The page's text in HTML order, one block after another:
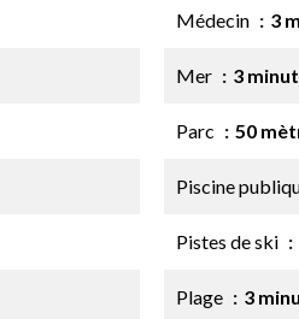
Médecin 3
Mer 3
Parc 50
Piscine
Pistes de ski
Plage 3